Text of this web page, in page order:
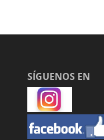
SÍGUENOS EN